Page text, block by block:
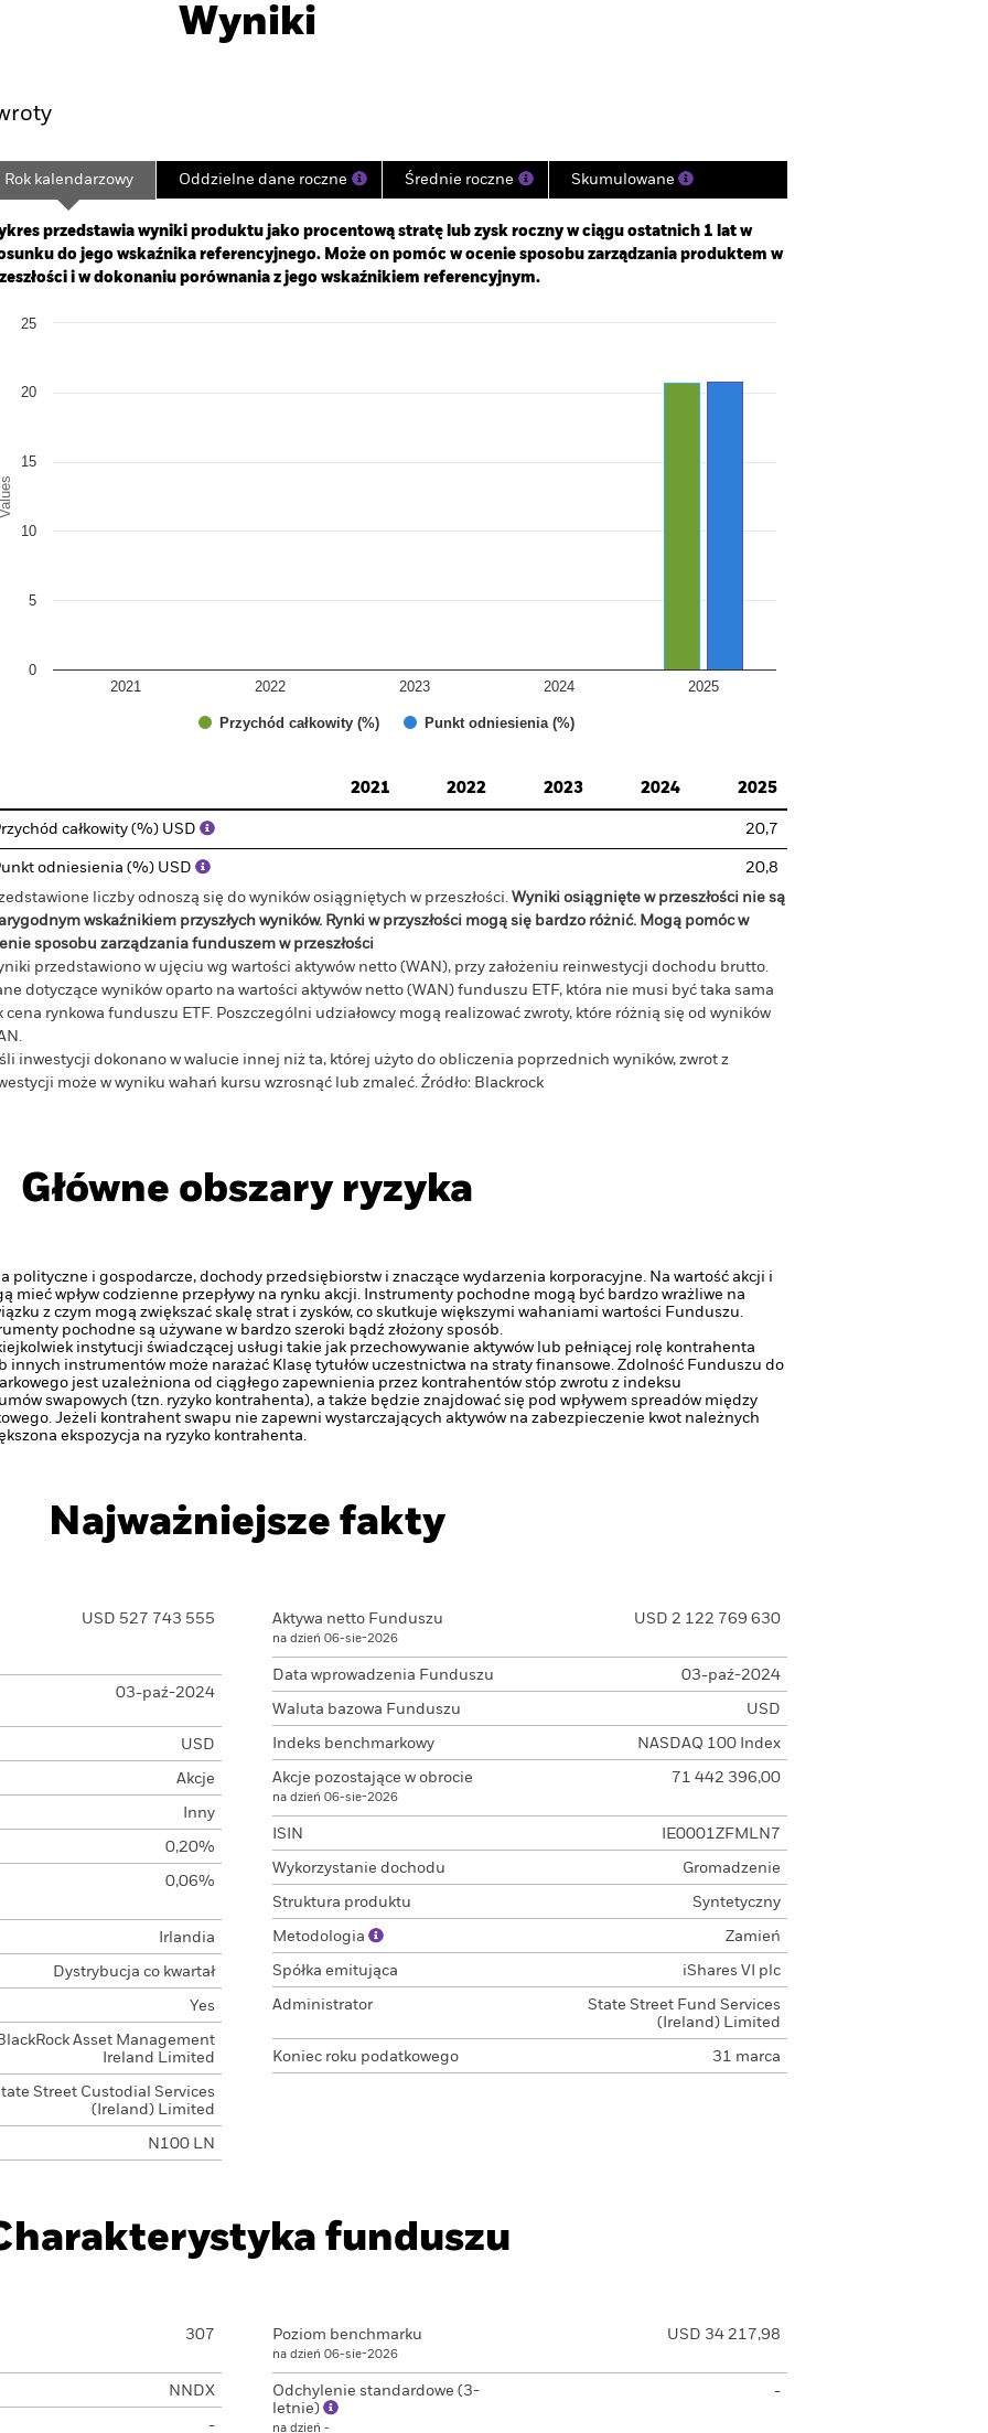
Najważniejsze Fakty
Wyniki
2024-09-30 00:00:00 to 2026-08-05 00:00:00.
-50 to 100.
Rok kalendarzowy Oddzielne dane roczne Średnie roczne Skumulowane
przedstawia wyniki produktu jako procentową stratę lub zysk roczny w ciągu ostatnich 1 lat w
do jego wskaźnika referencyjnego. Może on pomóc w ocenie sposobu zarządzania produktem w
i w dokonaniu porównania z jego wskaźnikiem referencyjnym.
chart with 2 data series.
Values
Przychód całkowity (%) Punkt odniesienia (%)
2021 2022 2023 2024 2025
0
5
10
15
20
25
2021
2022 2023 2024 2025
całkowity (%) USD 20,7
odniesienia (%) USD
20,8
liczby odnoszą się do wyników osiągniętych w przeszłości. Wyniki osiągnięte w przeszłości nie są
wskaźnikiem przyszłych wyników. Rynki w przyszłości mogą się bardzo różnić. Mogą pomóc w
sposobu zarządzania funduszem w przeszłości
przedstawiono w ujęciu wg wartości aktywów netto (WAN), przy założeniu reinwestycji dochodu brutto.
dotyczące wyników oparto na wartości aktywów netto (WAN) funduszu ETF, która nie musi być taka sama
cena rynkowa funduszu ETF. Poszczególni udziałowcy mogą realizować zwroty, które różnią się od wyników
inwestycji dokonano w walucie innej niż ta, której użyto do obliczenia poprzednich wyników, zwrot z
może w wyniku wahań kursu wzrosnąć lub zmaleć. Źródło: Blackrock
Główne obszary ryzyka
polityczne i gospodarcze, dochody przedsiębiorstw i znaczące wydarzenia korporacyjne. Na wartość akcji i
mieć wpływ codzienne przepływy na rynku akcji. Instrumenty pochodne mogą być bardzo wrażliwe na
z czym mogą zwiększać skalę strat i zysków, co skutkuje większymi wahaniami wartości Funduszu.
pochodne są używane w bardzo szeroki bądź złożony sposób.
instytucji świadczącej usługi takie jak przechowywanie aktywów lub pełniącej rolę kontrahenta
instrumentów może narażać Klasę tytułów uczestnictwa na straty finansowe. Zdolność Funduszu do
jest uzależniona od ciągłego zapewnienia przez kontrahentów stóp zwrotu z indeksu
swapowych (tzn. ryzyko kontrahenta), a także będzie znajdować się pod wpływem spreadów między
Jeżeli kontrahent swapu nie zapewni wystarczających aktywów na zabezpieczenie kwot należnych
ekspozycja na ryzyko kontrahenta.
Najważniejsze fakty
USD 527 743 555
03-paź-2024
USD
Akcje
Inny
0,20%
0,06%
Irlandia
Dystrybucja co kwartał
Yes
Asset Management
Ireland Limited
Street Custodial Services
(Ireland) Limited
N100 LN
Aktywa netto Funduszu
na dzień 06-sie-2026
USD 2 122 769 630
Data wprowadzenia Funduszu 03-paź-2024
Waluta bazowa Funduszu USD
Indeks benchmarkowy NASDAQ 100 Index
Akcje pozostające w obrocie
na dzień 06-sie-2026
71 442 396,00
ISIN IE0001ZFMLN7
Wykorzystanie dochodu Gromadzenie
Struktura produktu Syntetyczny
Metodologia Zamień
Spółka emitująca iShares VI plc
Administrator
State Street Fund Services
(Ireland) Limited
Koniec roku podatkowego 31 marca
funduszu
307
NNDX
-
Poziom benchmarku
na dzień 06-sie-2026
USD 34 217,98
Odchylenie standardowe (3-
letnie)
na dzień -
-